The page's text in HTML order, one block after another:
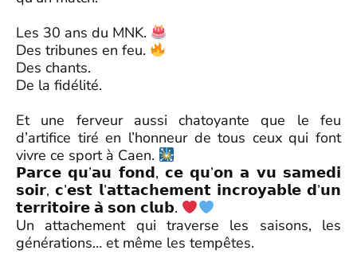
Les 30 ans du MNK.
Des tribunes en feu.
Des chants.
De la fidélité.
Et une ferveur aussi chatoyante que le feu
d’artifice tiré en l’honneur de tous ceux qui font
vivre ce sport à Caen.
𝗣𝗮𝗿𝗰𝗲 𝗾𝘂’𝗮𝘂 𝗳𝗼𝗻𝗱, 𝗰𝗲 𝗾𝘂’𝗼𝗻 𝗮 𝘃𝘂 𝘀𝗮𝗺𝗲𝗱𝗶
𝘀𝗼𝗶𝗿, 𝗰’𝗲𝘀𝘁 𝗹’𝗮𝘁𝘁𝗮𝗰𝗵𝗲𝗺𝗲𝗻𝘁 𝗶𝗻𝗰𝗿𝗼𝘆𝗮𝗯𝗹𝗲 𝗱’𝘂𝗻
𝘁𝗲𝗿𝗿𝗶𝘁𝗼𝗶𝗿𝗲 𝗮̀ 𝘀𝗼𝗻 𝗰𝗹𝘂𝗯.
Un attachement qui traverse les saisons, les
générations… et même les tempêtes.